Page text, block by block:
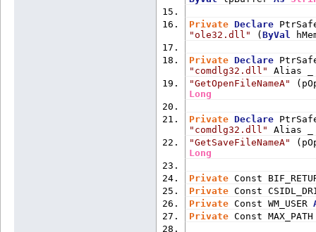
Private Declare
"ole32.dll"
(ByVal
Private Declare
"comdlg32.dll"
Alias _
"GetOpenFileNameA"
Long
Private Declare
"comdlg32.dll"
Alias _
"GetSaveFileNameA"
Long
Private Const
Private Const
Private Const WM_USER
Private Const